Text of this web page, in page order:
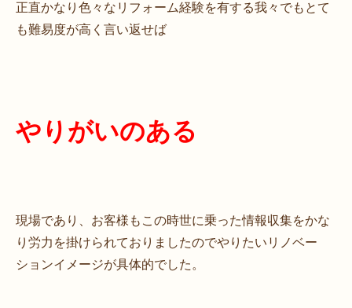
正直かなり色々なリフォーム経験を有する我々でもとて
も難易度が高く言い返せば
やりがいのある
現場であり、お客様もこの時世に乗った情報収集をかな
り労力を掛けられておりましたのでやりたいリノベー
ションイメージが具体的でした。